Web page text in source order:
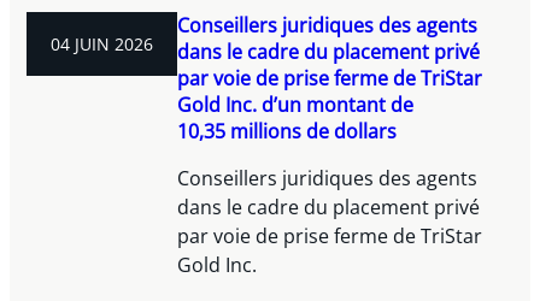
04 JUIN 2026
Conseillers juridiques des agents
dans le cadre du placement privé
par voie de prise ferme de TriStar
Gold Inc. d’un montant de
10,35 millions de dollars
Conseillers juridiques des agents
dans le cadre du placement privé
par voie de prise ferme de TriStar
Gold Inc.